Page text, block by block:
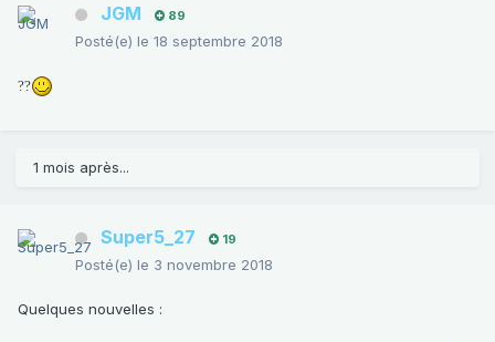
JGM 89
Posté(e) le 18 septembre 2018
??
1 mois après...
Super5_27 19
Posté(e) le 3 novembre 2018
Quelques nouvelles :